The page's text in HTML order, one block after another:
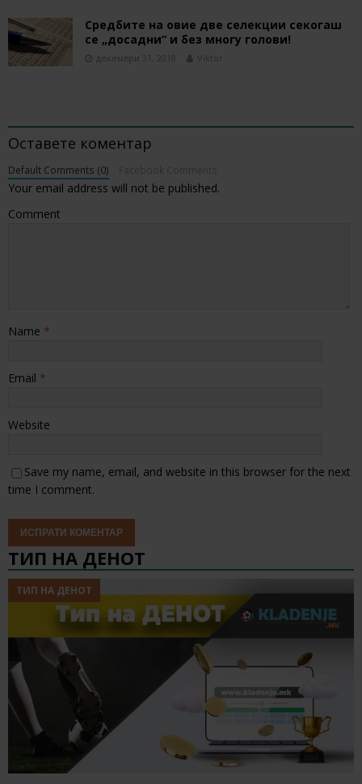
Средбите на овие две селекции секогаш
се „досадни“ и без многу голови!
декември 31, 2018 Viktor
Оставете коментар
Default Comments (0)
Your email address will not be published.
Comment
Name *
Email *
Website
Save my name, email, and website in this browser for the next
time I comment.
ТИП НА ДЕНОТ
ТИП НА ДЕНОТ